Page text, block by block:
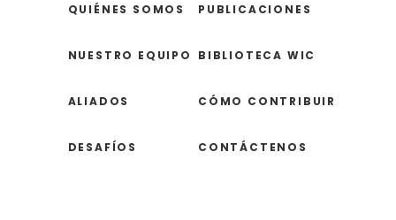
QUIÉNES SOMOS
NUESTRO EQUIPO
ALIADOS
DESAFÍOS
PUBLICACIONES
BIBLIOTECA WIC
CÓMO CONTRIBUIR
CONTÁCTENOS